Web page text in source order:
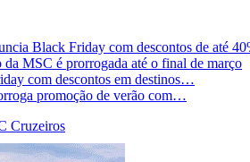
Black Friday com descontos de até
da MSC é prorrogada até o final de março
com descontos em destinos…
promoção de verão com…
Cruzeiros